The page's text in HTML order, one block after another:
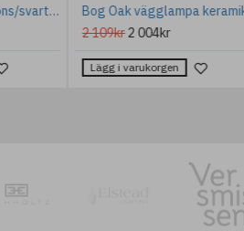
Miro bordslampa brons/svart/benvit 75 cm
2 109kr2 004kr
Lägg i varukorgen